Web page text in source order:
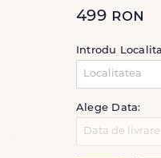
499 ron
Introdu
Alege Data: